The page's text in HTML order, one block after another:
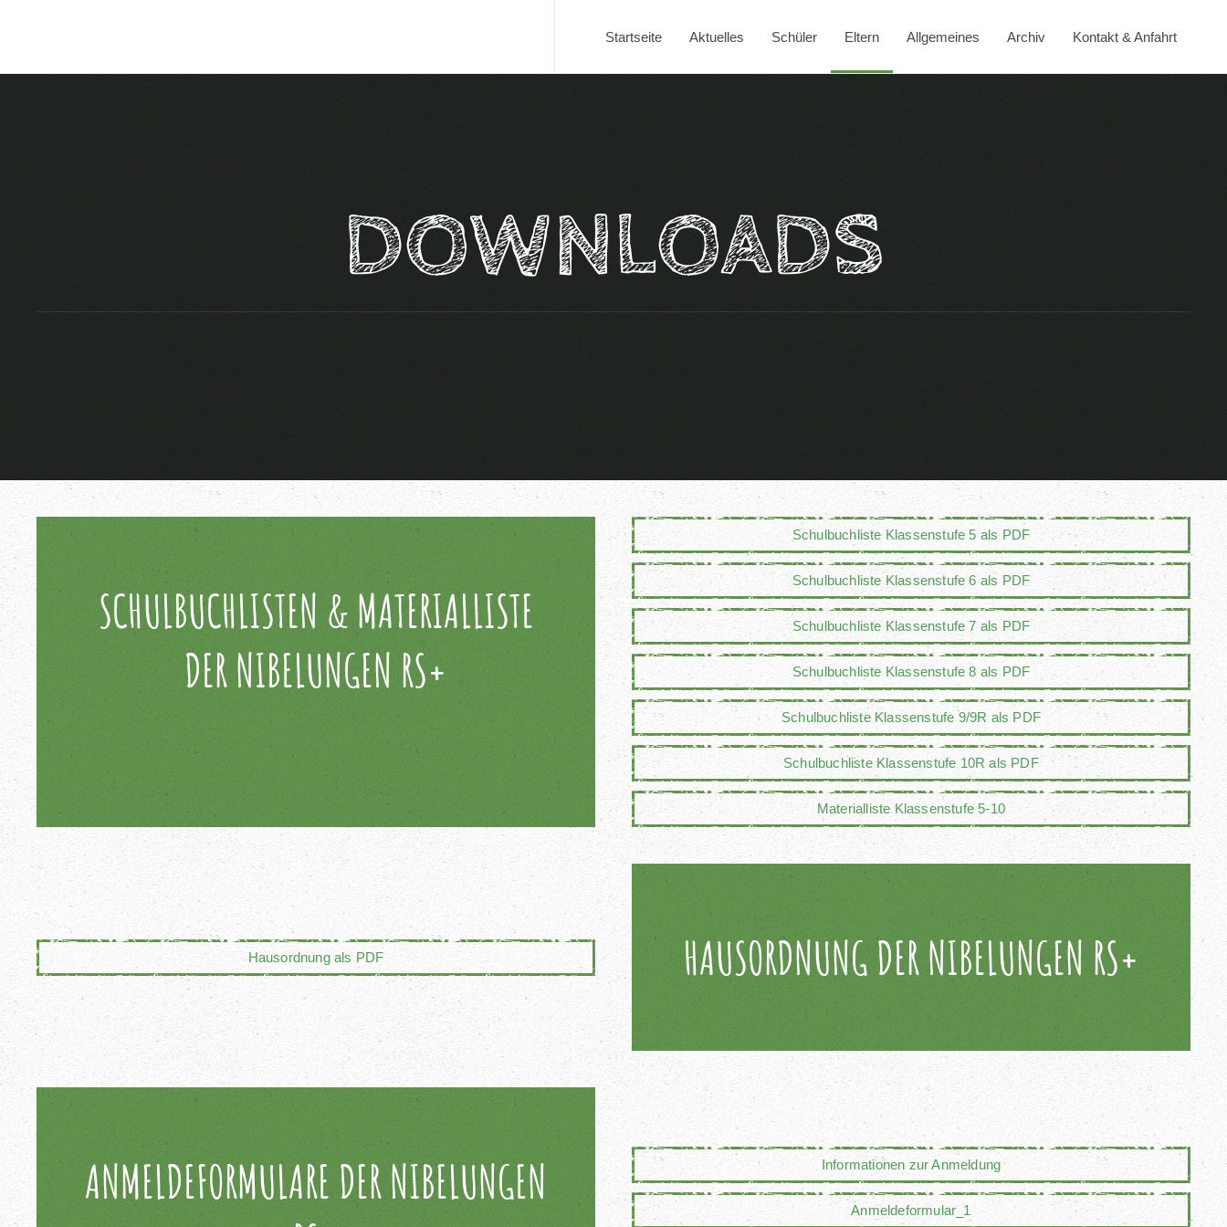
Startseite Aktuelles Schüler Eltern Allgemeines Archiv Kontakt & Anfahrt
DOWNLOADS
SCHULBUCHLISTEN & MATERIALLISTE
DER NIBELUNGEN RS+
Schulbuchliste Klassenstufe 5 als PDF
Schulbuchliste Klassenstufe 6 als PDF
Schulbuchliste Klassenstufe 7 als PDF
Schulbuchliste Klassenstufe 8 als PDF
Schulbuchliste Klassenstufe 9/9R als PDF
Schulbuchliste Klassenstufe 10R als PDF
Materialliste Klassenstufe 5-10
HAUSORDNUNG DER NIBELUNGEN RS+
Hausordnung als PDF
ANMELDEFORMULARE DER NIBELUNGEN
Informationen zur Anmeldung
Anmeldeformular_1